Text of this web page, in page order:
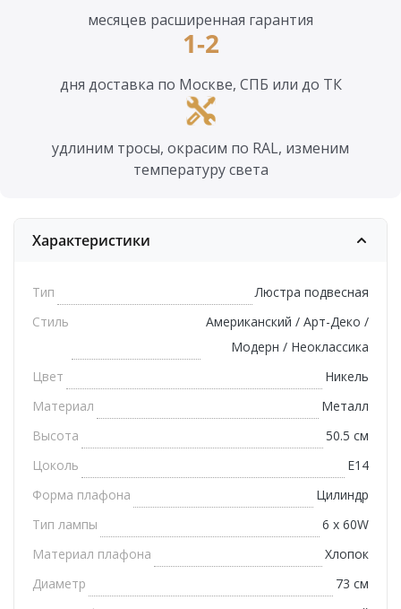
месяцев расширенная гарантия
1-2
дня доставка по Москве, СПБ или до ТК
удлиним тросы, окрасим по RAL, изменим
температуру света
Характеристики
Тип
Люстра подвесная
Стиль
Американский / Арт-Деко /
Модерн / Неоклассика
Цвет
Никель
Материал
Металл
Высота
50.5 см
Цоколь
E14
Форма плафона
Цилиндр
Тип лампы
6 х 60W
Материал плафона
Хлопок
Диаметр
73 см